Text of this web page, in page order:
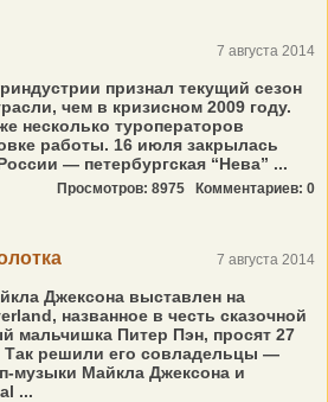
7 августа 2014
признал текущий сезон
чем в кризисном 2009 году.
несколько туроператоров
работы. 16 июля закрылась
— петербургская “Нева” ...
Просмотров: 8975 Комментариев: 0
7 августа 2014
Джексона выставлен на
названное в честь сказочной
мальчишка Питер Пэн, просят 27
решили его совладельцы —
музыки Майкла Джексона и
...